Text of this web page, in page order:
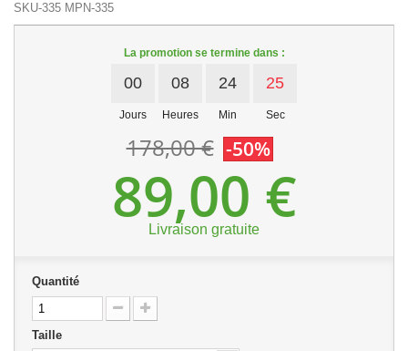
SKU-335 MPN-335
La promotion se termine dans :
00
Jours
08
Heures
24
Min
25
Sec
178,00 € -50%
89,00 €
Livraison gratuite
Quantité
Taille